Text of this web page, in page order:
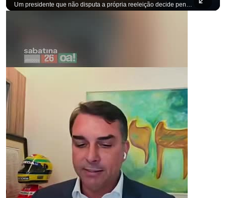
Um presidente que não disputa a própria reeleição decide pensando em quem vem depois. Foi assim que Flávio Bolsonaro defendeu a PEC do fim da reeleição, primeira das medidas que citou para o ambiente de negócios. Se você busca informação com credibilidade, inscreva-se agora e ative o